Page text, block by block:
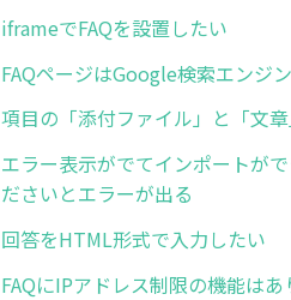
iframeでFAQを設置したい
FAQページはGoogle検索エンジ
項目の「添付ファイル」と「文
エラー表示がでてインポートが
ださいとエラーが出る
回答をHTML形式で入力したい
FAQにIPアドレス制限の機能は